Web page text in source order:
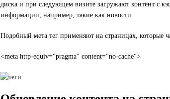
диска и при следующем визите загружают контент с
информации, например, такие как новости.
Подобный мета тег применяют на страницах, которые
<meta http-equiv="pragma" content="no-cache">